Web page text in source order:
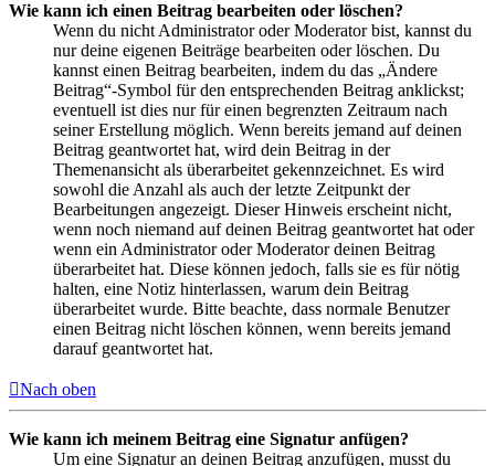
Wie kann ich einen Beitrag bearbeiten oder löschen?
Wenn du nicht Administrator oder Moderator bist, kannst du
nur deine eigenen Beiträge bearbeiten oder löschen. Du
kannst einen Beitrag bearbeiten, indem du das „Ändere
Beitrag“-Symbol für den entsprechenden Beitrag anklickst;
eventuell ist dies nur für einen begrenzten Zeitraum nach
seiner Erstellung möglich. Wenn bereits jemand auf deinen
Beitrag geantwortet hat, wird dein Beitrag in der
Themenansicht als überarbeitet gekennzeichnet. Es wird
sowohl die Anzahl als auch der letzte Zeitpunkt der
Bearbeitungen angezeigt. Dieser Hinweis erscheint nicht,
wenn noch niemand auf deinen Beitrag geantwortet hat oder
wenn ein Administrator oder Moderator deinen Beitrag
überarbeitet hat. Diese können jedoch, falls sie es für nötig
halten, eine Notiz hinterlassen, warum dein Beitrag
überarbeitet wurde. Bitte beachte, dass normale Benutzer
einen Beitrag nicht löschen können, wenn bereits jemand
darauf geantwortet hat.
Nach oben
Wie kann ich meinem Beitrag eine Signatur anfügen?
Um eine Signatur an deinen Beitrag anzufügen, musst du